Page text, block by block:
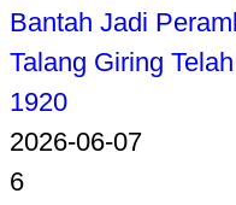
Bantah Jadi
Talang Giring
1920
2026-06-07
6